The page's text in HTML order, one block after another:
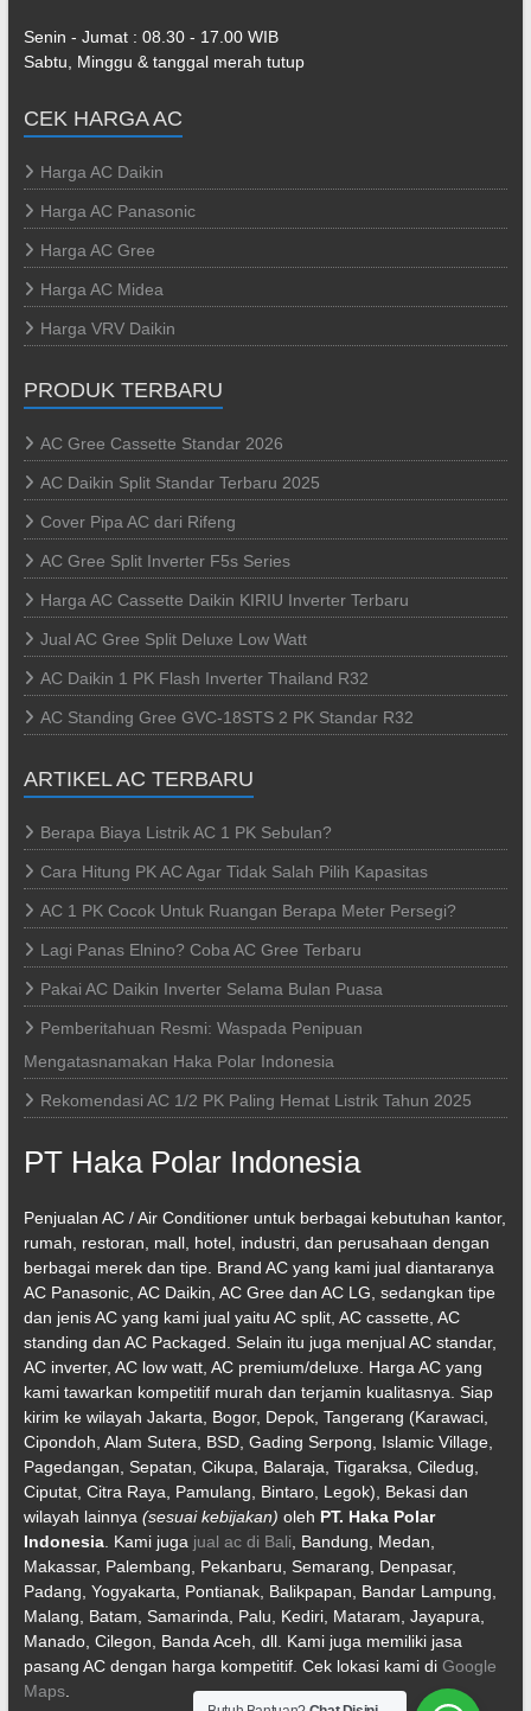
Senin - Jumat : 08.30 - 17.00 WIB
Sabtu, Minggu & tanggal merah tutup
CEK HARGA AC
Harga AC Daikin
Harga AC Panasonic
Harga AC Gree
Harga AC Midea
Harga VRV Daikin
PRODUK TERBARU
AC Gree Cassette Standar 2026
AC Daikin Split Standar Terbaru 2025
Cover Pipa AC dari Rifeng
AC Gree Split Inverter F5s Series
Harga AC Cassette Daikin KIRIU Inverter Terbaru
Jual AC Gree Split Deluxe Low Watt
AC Daikin 1 PK Flash Inverter Thailand R32
AC Standing Gree GVC-18STS 2 PK Standar R32
ARTIKEL AC TERBARU
Berapa Biaya Listrik AC 1 PK Sebulan?
Cara Hitung PK AC Agar Tidak Salah Pilih Kapasitas
AC 1 PK Cocok Untuk Ruangan Berapa Meter Persegi?
Lagi Panas Elnino? Coba AC Gree Terbaru
Pakai AC Daikin Inverter Selama Bulan Puasa
Pemberitahuan Resmi: Waspada Penipuan
Mengatasnamakan Haka Polar Indonesia
Rekomendasi AC 1/2 PK Paling Hemat Listrik Tahun 2025
PT Haka Polar Indonesia
Penjualan AC / Air Conditioner untuk berbagai kebutuhan kantor,
rumah, restoran, mall, hotel, industri, dan perusahaan dengan
berbagai merek dan tipe. Brand AC yang kami jual diantaranya
AC Panasonic, AC Daikin, AC Gree dan AC LG, sedangkan tipe
dan jenis AC yang kami jual yaitu AC split, AC cassette, AC
standing dan AC Packaged. Selain itu juga menjual AC standar,
AC inverter, AC low watt, AC premium/deluxe. Harga AC yang
kami tawarkan kompetitif murah dan terjamin kualitasnya. Siap
kirim ke wilayah Jakarta, Bogor, Depok, Tangerang (Karawaci,
Cipondoh, Alam Sutera, BSD, Gading Serpong, Islamic Village,
Pagedangan, Sepatan, Cikupa, Balaraja, Tigaraksa, Ciledug,
Ciputat, Citra Raya, Pamulang, Bintaro, Legok), Bekasi dan
wilayah lainnya (sesuai kebijakan) oleh PT. Haka Polar
Indonesia. Kami juga jual ac di Bali , Bandung, Medan,
Makassar, Palembang, Pekanbaru, Semarang, Denpasar,
Padang, Yogyakarta, Pontianak, Balikpapan, Bandar Lampung,
Malang, Batam, Samarinda, Palu, Kediri, Mataram, Jayapura,
Manado, Cilegon, Banda Aceh, dll. Kami juga memiliki jasa
pasang AC dengan harga kompetitif. Cek lokasi kami di Google
Maps.